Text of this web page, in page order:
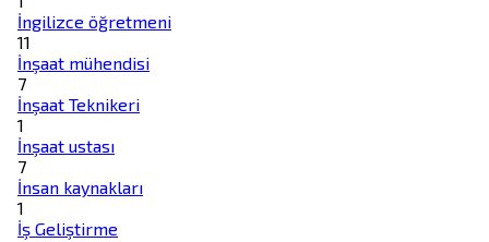
İngilizce öğretmeni
11
İnşaat mühendisi
7
İnşaat Teknikeri
1
İnşaat ustası
7
İnsan kaynakları
1
İş Geliştirme